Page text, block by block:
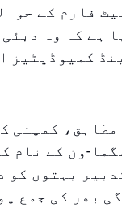
فارم کے
ہے کہ وہ
کمیوڈیٹیز
کمپنی
ون کے نام
بہتوں کو
بھر کی جمع